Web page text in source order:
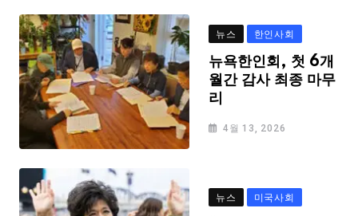
뉴스 한인사회
뉴욕한인회, 첫 6개
월간 감사 최종 마무
리
4월 13, 2026
뉴스 미국사회